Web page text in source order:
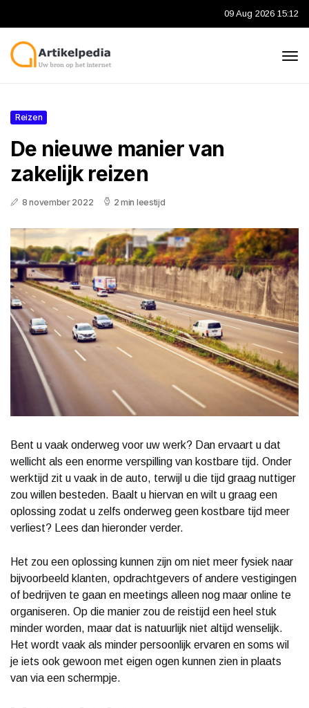
09 Aug 2026 15:12
Reizen
De nieuwe manier van
zakelijk reizen
8 november 2022 2 min leestijd
Bent u vaak onderweg voor uw werk? Dan ervaart u dat
wellicht als een enorme verspilling van kostbare tijd. Onder
werktijd zit u vaak in de auto, terwijl u die tijd graag nuttiger
zou willen besteden. Baalt u hiervan en wilt u graag een
oplossing zodat u zelfs onderweg geen kostbare tijd meer
verliest? Lees dan hieronder verder.
Het zou een oplossing kunnen zijn om niet meer fysiek naar
bijvoorbeeld klanten, opdrachtgevers of andere vestigingen
of bedrijven te gaan en meetings alleen nog maar online te
organiseren. Op die manier zou de reistijd een heel stuk
minder worden, maar dat is natuurlijk niet altijd wenselijk.
Het wordt vaak als minder persoonlijk ervaren en soms wil
je iets ook gewoon met eigen ogen kunnen zien in plaats
van via een schermpje.